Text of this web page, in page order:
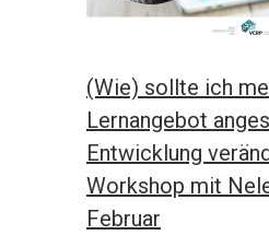
(Wie) sollte ich
Lernangebot
Entwicklung
Workshop mit
Februar